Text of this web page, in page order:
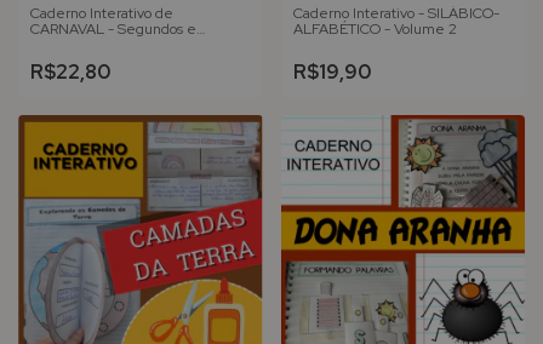
Caderno Interativo de
CARNAVAL - Segundos e
R$22,80
Caderno Interativo - SILÁBICO-
ALFABÉTICO - Volume 2
R$19,90